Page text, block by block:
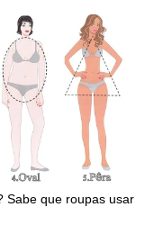
Sabe que roupas usar